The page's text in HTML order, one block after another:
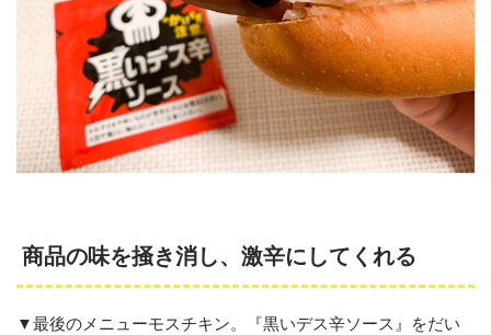
商品の味を掻き消し、激辛にしてくれる
▼最後のメニューモスチキン。『黒いデス辛ソース』をだい